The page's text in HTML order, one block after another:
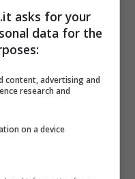
filmato, di soli
emblema
dimostrando
del suo
agenti della
asks for your
data for the
content, advertising and
research and
on a device